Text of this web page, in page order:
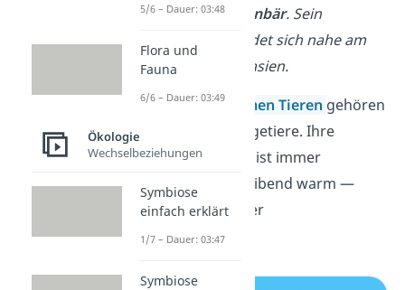
Schwarzbär/Kragenbär. Sein
Lebensraum befindet sich nahe am
Äquator in Südostasien.
Zu dengleichwarmen Tieren gehören
alle Vögel und Säugetiere. Ihre
Körpertemperatur ist immer
konstant/gleichbleibend warm —
unabhängig von der
Außentemperatur.
5/6 – Dauer: 03:48
Flora und
Fauna
6/6 – Dauer: 03:49
Ökologie
Wechselbeziehungen
Symbiose
einfach erklärt
1/7 – Dauer: 03:47
Symbiose